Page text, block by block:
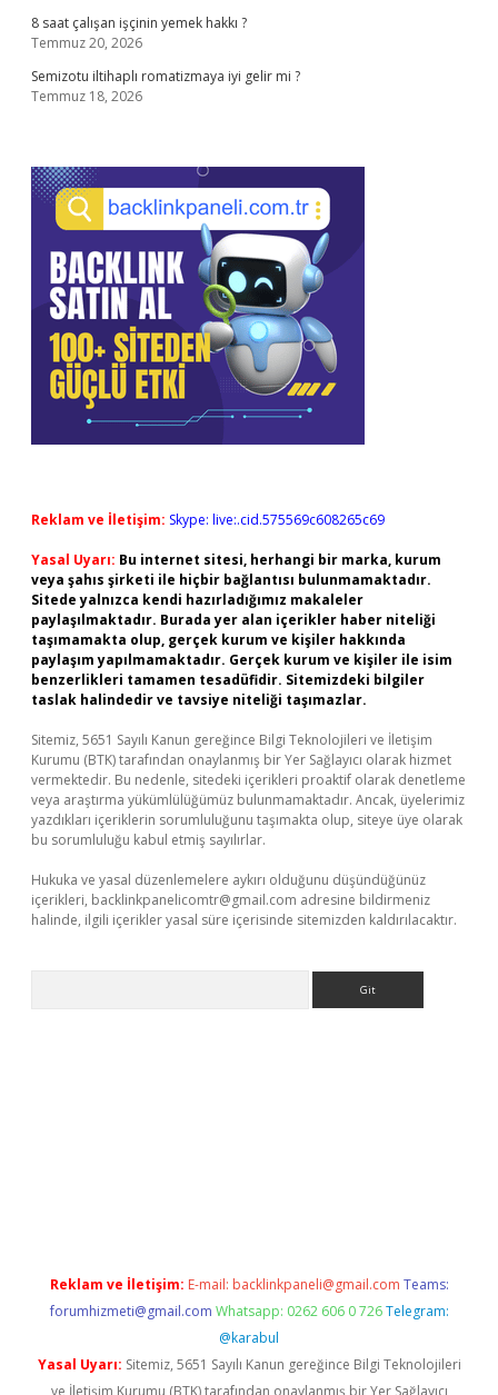
8 saat çalışan işçinin yemek hakkı ?
Temmuz 20, 2026
Semizotu iltihaplı romatizmaya iyi gelir mi ?
Temmuz 18, 2026
Reklam ve İletişim: Skype: live:.cid.575569c608265c69
Yasal Uyarı: Bu internet sitesi, herhangi bir marka, kurum
veya şahıs şirketi ile hiçbir bağlantısı bulunmamaktadır.
Sitede yalnızca kendi hazırladığımız makaleler
paylaşılmaktadır. Burada yer alan içerikler haber niteliği
taşımamakta olup, gerçek kurum ve kişiler hakkında
paylaşım yapılmamaktadır. Gerçek kurum ve kişiler ile isim
benzerlikleri tamamen tesadüfidir. Sitemizdeki bilgiler
taslak halindedir ve tavsiye niteliği taşımazlar.
Sitemiz, 5651 Sayılı Kanun gereğince Bilgi Teknolojileri ve İletişim
Kurumu (BTK) tarafından onaylanmış bir Yer Sağlayıcı olarak hizmet
vermektedir. Bu nedenle, sitedeki içerikleri proaktif olarak denetleme
veya araştırma yükümlülüğümüz bulunmamaktadır. Ancak, üyelerimiz
yazdıkları içeriklerin sorumluluğunu taşımakta olup, siteye üye olarak
bu sorumluluğu kabul etmiş sayılırlar.
Hukuka ve yasal düzenlemelere aykırı olduğunu düşündüğünüz
içerikleri, backlinkpanelicomtr@gmail.com adresine bildirmeniz
halinde, ilgili içerikler yasal süre içerisinde sitemizden kaldırılacaktır.
Reklam ve İletişim: E-mail: backlinkpaneli@gmail.com Teams:
forumhizmeti@gmail.com Whatsapp: 0262 606 0 726 Telegram:
@karabul
Yasal Uyarı: Sitemiz, 5651 Sayılı Kanun gereğince Bilgi Teknolojileri
ve İletişim Kurumu (BTK) tarafından onaylanmış bir Yer Sağlayıcı